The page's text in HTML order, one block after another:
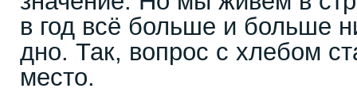
в год всё больше и больше
дно. Так, вопрос с хлебом
место.